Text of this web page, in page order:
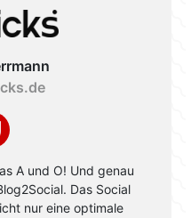
A und O! Und genau
Das Social
nur eine optimale